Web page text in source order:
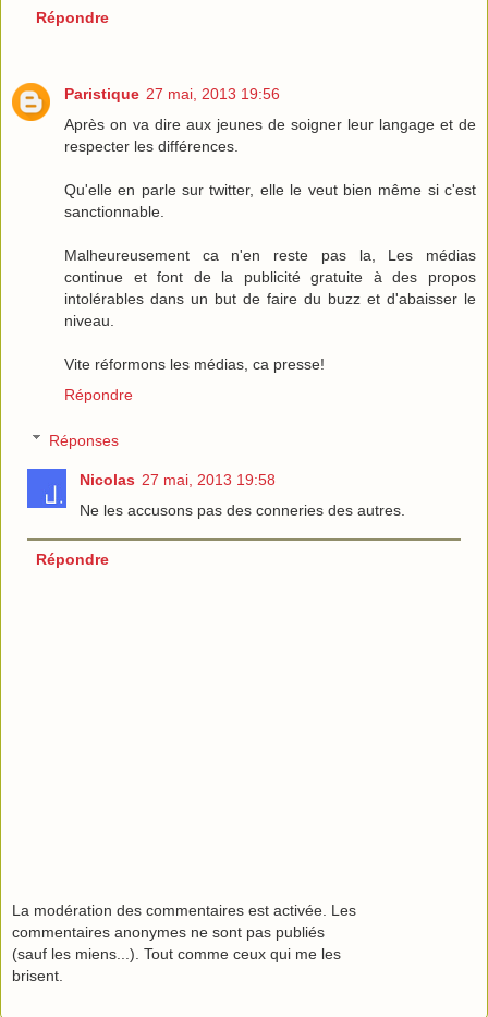
Répondre
Paristique 27 mai, 2013 19:56
Après on va dire aux jeunes de soigner leur langage et de
respecter les différences.
Qu'elle en parle sur twitter, elle le veut bien même si c'est
sanctionnable.
Malheureusement ca n'en reste pas la, Les médias
continue et font de la publicité gratuite à des propos
intolérables dans un but de faire du buzz et d'abaisser le
niveau.
Vite réformons les médias, ca presse!
Répondre
Réponses
Nicolas 27 mai, 2013 19:58
Ne les accusons pas des conneries des autres.
Répondre
La modération des commentaires est activée. Les
commentaires anonymes ne sont pas publiés
(sauf les miens...). Tout comme ceux qui me les
brisent.